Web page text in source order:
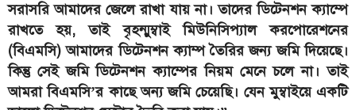
সরাসরি আমাদের জেলে রাখা যায় না। তাদের ডিটেনশন ক্যাম্পে
রাখতে হয়, তাই বৃহন্মুম্বাই মিউনিসিপ্যাল করপোরেশনের
(বিএমসি) আমাদের ডিটেনশন ক্যাম্প তৈরির জন্য জমি দিয়েছে।
কিন্তু সেই জমি ডিটেনশন ক্যাম্পের নিয়ম মেনে চলে না। তাই
আমরা বিএমসি’র কাছে অন্য জমি চেয়েছি। যেন মুম্বাইয়ে একটি